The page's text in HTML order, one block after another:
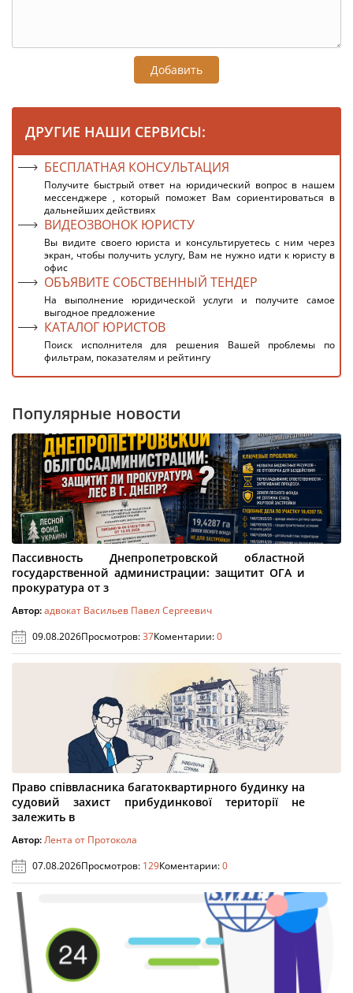
Добавить
ДРУГИЕ НАШИ СЕРВИСЫ:
БЕСПЛАТНАЯ КОНСУЛЬТАЦИЯ
Получите быстрый ответ на юридический вопрос в нашем
мессенджере , который поможет Вам сориентироваться в
дальнейших действиях
ВИДЕОЗВОНОК ЮРИСТУ
Вы видите своего юриста и консультируетесь с ним через
экран, чтобы получить услугу, Вам не нужно идти к юристу в
офис
ОБЪЯВИТЕ СОБСТВЕННЫЙ ТЕНДЕР
На выполнение юридической услуги и получите самое
выгодное предложение
КАТАЛОГ ЮРИСТОВ
Поиск исполнителя для решения Вашей проблемы по
фильтрам, показателям и рейтингу
Популярные новости
Пассивность Днепропетровской областной
государственной администрации: защитит ОГА и
прокуратура от з
Автор:адвокат Васильев Павел Сергеевич
09.08.2026Просмотров:37Коментарии:0
Право співвласника багатоквартирного будинку на
судовий захист прибудинкової території не
залежить в
Автор:Лента от Протокола
07.08.2026Просмотров: 129Коментарии:0